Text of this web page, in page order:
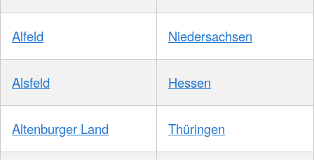
Alfeld Niedersachsen
Alsfeld Hessen
Altenburger Land Thüringen